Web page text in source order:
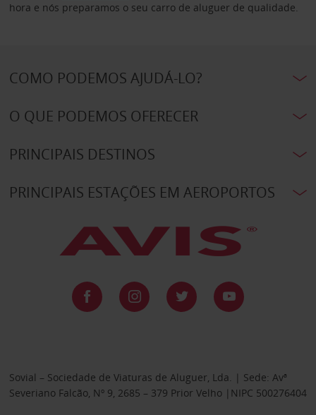
hora e nós preparamos o seu carro de aluguer de qualidade.
COMO PODEMOS AJUDÁ-LO?
O QUE PODEMOS OFERECER
PRINCIPAIS DESTINOS
PRINCIPAIS ESTAÇÕES EM AEROPORTOS
Sovial – Sociedade de Viaturas de Aluguer, Lda. | Sede: Avª
Severiano Falcão, Nº 9, 2685 – 379 Prior Velho |NIPC 500276404